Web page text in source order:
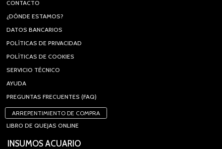
CONTACTO
¿DÓNDE ESTAMOS?
DATOS BANCARIOS
POLÍTICAS DE PRIVACIDAD
POLÍTICAS DE COOKIES
SERVICIO TÉCNICO
AYUDA
PREGUNTAS FRECUENTES (FAQ)
ARREPENTIMIENTO DE COMPRA
LIBRO DE QUEJAS ONLINE
INSUMOS ACUARIO